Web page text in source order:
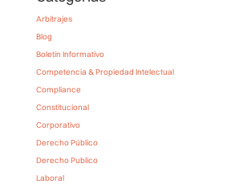
Arbitrajes
Blog
Boletín Informativo
Competencia & Propiedad Intelectual
Compliance
Constitucional
Corporativo
Derecho Público
Derecho Publico
Laboral